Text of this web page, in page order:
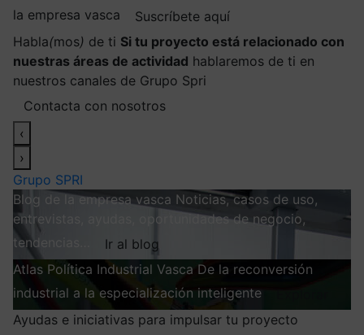
la empresa vasca
Suscríbete aquí
Habla(mos) de ti Si tu proyecto está relacionado con
nuestras áreas de actividad hablaremos de ti en
nuestros canales de Grupo Spri
Contacta con nosotros
‹
›
Grupo SPRI
Blog de la empresa vasca Noticias, casos de uso,
entrevistas, ayudas, oportunidades de negocio,
tendencias…
Ir al blog
Atlas Política Industrial Vasca De la reconversión
industrial a la especialización inteligente
Ayudas e iniciativas para impulsar tu proyecto